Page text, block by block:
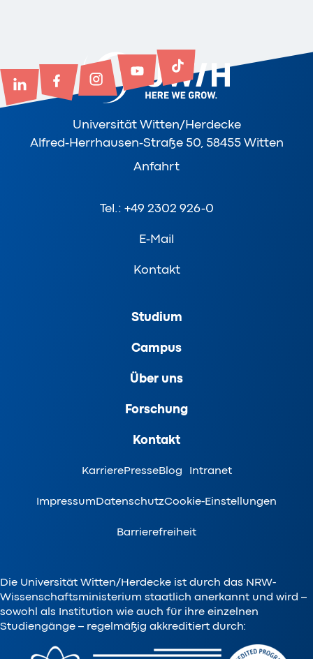
Universität Witten/Herdecke
Alfred-Herrhausen-Straße 50, 58455 Witten
Anfahrt
Tel.: +49 2302 926-0
E-Mail
Kontakt
Studium
Campus
Über uns
Forschung
Kontakt
KarrierePresseBlog Intranet
ImpressumDatenschutzCookie-Einstellungen
Barrierefreiheit
Die Universität Witten/Herdecke ist durch das NRW-
Wissenschaftsministerium staatlich anerkannt und wird –
sowohl als Institution wie auch für ihre einzelnen
Studiengänge – regelmäßig akkreditiert durch: